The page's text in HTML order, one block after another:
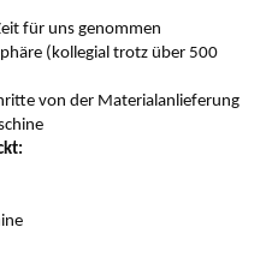
für uns genommen
(kollegial trotz über 500
von der Materialanlieferung